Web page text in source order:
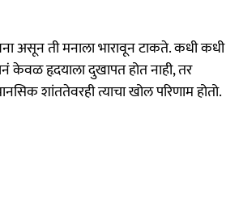
असून ती मनाला भारावून टाकते. कधी कधी
केवळ हृदयाला दुखापत होत नाही, तर
शांततेवरही त्याचा खोल परिणाम होतो.